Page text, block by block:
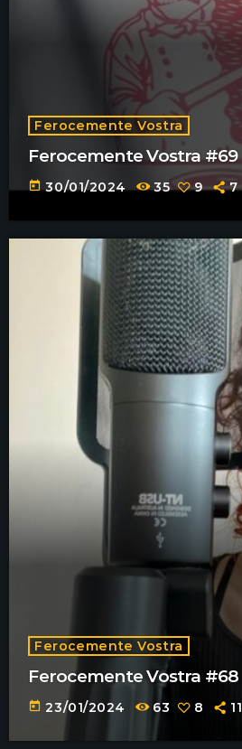
Ferocemente Vostra
Ferocemente Vostra #69
today 30/01/2024 35 9 7
Ferocemente Vostra
Ferocemente Vostra #68
today 23/01/2024 63 8 11